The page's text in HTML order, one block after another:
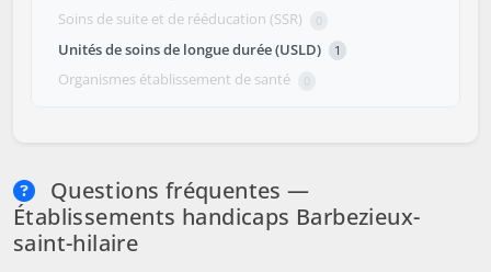
Soins de suite et de rééducation (SSR) 0
Unités de soins de longue durée (USLD) 1
Organismes établissement de santé 0
Questions fréquentes —
Établissements handicaps Barbezieux-
saint-hilaire